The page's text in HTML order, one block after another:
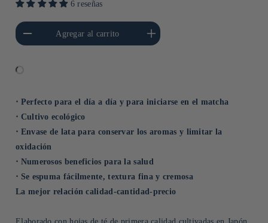
6 reseñas
para Default
Title
Agregar al carrito
Aumentar cantidad para Default
Title
⋅ Perfecto para el día a día y para iniciarse en el matcha
⋅ Cultivo ecológico
⋅ Envase de lata para conservar los aromas y limitar la
oxidación
⋅ Numerosos beneficios para la salud
⋅ Se espuma fácilmente, textura fina y cremosa
La mejor relación calidad-cantidad-precio